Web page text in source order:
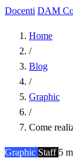
Docenti DAM
Home
/
Blog
/
Graphic
/
Come
Graphic Staff 5